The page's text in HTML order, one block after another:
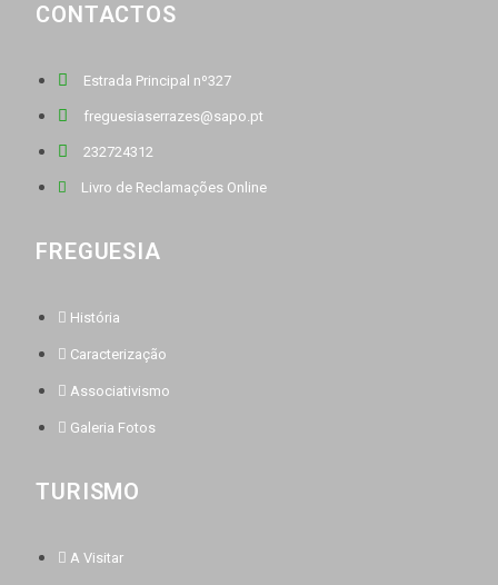
CONTACTOS
Estrada Principal nº327
freguesiaserrazes@sapo.pt
232724312
Livro de Reclamações Online
FREGUESIA
História
Caracterização
Associativismo
Galeria Fotos
TURISMO
A Visitar